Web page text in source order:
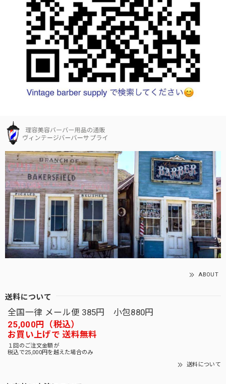
ABOUT
送料について
全国一律 メール便 385円 小包880円
25,000円（税込）
お買い上げで 送料無料
１回のご注文金額が
税込で25,000円を越えた場合のみ
送料について